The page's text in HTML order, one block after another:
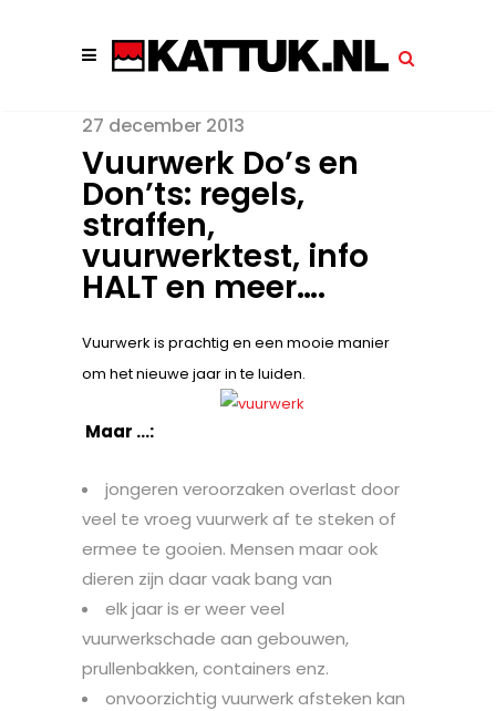
27 december 2013
Vuurwerk Do’s en
Don’ts: regels,
straffen,
vuurwerktest, info
HALT en meer….
Vuurwerk is prachtig en een mooie manier
om het nieuwe jaar in te luiden.
Maar …:
jongeren veroorzaken overlast door
veel te vroeg vuurwerk af te steken of
ermee te gooien. Mensen maar ook
dieren zijn daar vaak bang van
elk jaar is er weer veel
vuurwerkschade aan gebouwen,
prullenbakken, containers enz.
onvoorzichtig vuurwerk afsteken kan